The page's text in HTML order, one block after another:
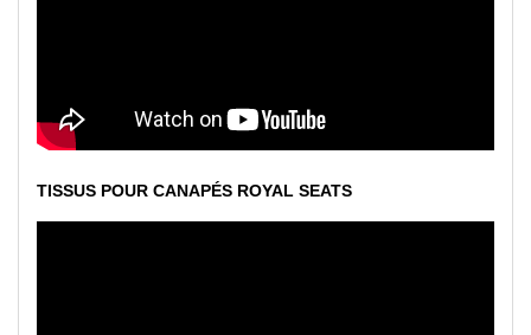
TISSUS POUR CANAPÉS ROYAL SEATS